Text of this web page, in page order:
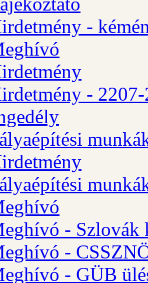
-
-
- Szlovák
-
- GÜB